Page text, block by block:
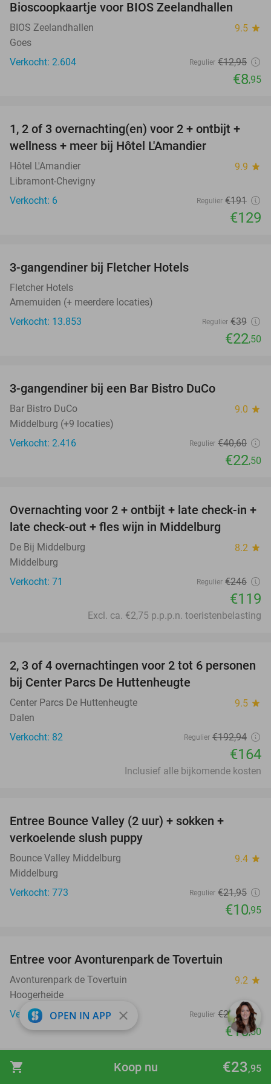
shopping_cart €23,95
Koop nu
Bioscoopkaartje voor BIOS Zeelandhallen
BIOS Zeelandhallen 9.5 star
Goes
Verkocht: 2.604
Regulier €12,95
€8,95
32%
TODAY
1, 2 of 3 overnachting(en) voor 2 + ontbijt +
wellness + meer bij Hôtel L'Amandier
Hôtel L'Amandier 9.9 star
Libramont-Chevigny
Verkocht: 6
Regulier €191
€129
3-gangendiner bij Fletcher Hotels
Fletcher Hotels
Arnemuiden (+ meerdere locaties)
Verkocht: 13.853
Regulier €39
€22,50
3-gangendiner bij een Bar Bistro DuCo
Bar Bistro DuCo 9.0 star
Middelburg (+9 locaties)
Verkocht: 2.416
Regulier €40,60
€22,50
52%
Overnachting voor 2 + ontbijt + late check-in +
late check-out + fles wijn in Middelburg
De Bij Middelburg 8.2 star
Middelburg
Verkocht: 71
Regulier €246
€119
Excl. ca. €2,75 p.p.p.n. toeristenbelasting
15%
2, 3 of 4 overnachtingen voor 2 tot 6 personen
bij Center Parcs De Huttenheugte
Center Parcs De Huttenheugte 9.5 star
Dalen
Verkocht: 82
Regulier €192,94
€164
Inclusief alle bijkomende kosten
Entree Bounce Valley (2 uur) + sokken +
verkoelende slush puppy
Bounce Valley Middelburg 9.4 star
Middelburg
Verkocht: 773
Regulier €21,95
€10,95
Entree voor Avonturenpark de Tovertuin
Avonturenpark de Tovertuin 9.2 star
Hoogerheide
Verkocht: 8.693
Regulier €24,95
€16,50
favorite_border
OPEN IN APP close